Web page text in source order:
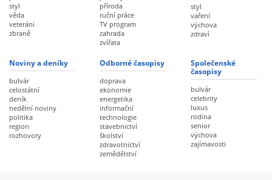
styl
věda
veteráni
zbraně
příroda
ruční práce
TV program
zahrada
zvířata
styl
vaření
výchova
zdraví
Noviny a deníky
bulvár
celostátní
deník
nedělní noviny
politika
region
rozhovory
Odborné časopisy
doprava
ekonomie
energetika
informační
technologie
stavebnictví
školství
zdravotnictví
zemědělství
Společenské
časopisy
bulvár
celebrity
luxus
rodina
senior
výchova
zajímavosti